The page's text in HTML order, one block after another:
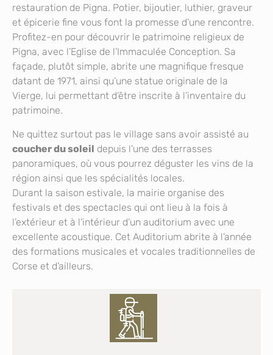
restauration de Pigna. Potier, bijoutier, luthier, graveur
et épicerie fine vous font la promesse d’une rencontre.
Profitez-en pour découvrir le patrimoine religieux de
Pigna, avec l’Eglise de l’Immaculée Conception. Sa
façade, plutôt simple, abrite une magnifique fresque
datant de 1971, ainsi qu’une statue originale de la
Vierge, lui permettant d’être inscrite à l’inventaire du
patrimoine.
Ne quittez surtout pas le village sans avoir assisté au
coucher du soleil depuis l’une des terrasses
panoramiques, où vous pourrez déguster les vins de la
région ainsi que les spécialités locales.
Durant la saison estivale, la mairie organise des
festivals et des spectacles qui ont lieu à la fois à
l’extérieur et à l’intérieur d’un auditorium avec une
excellente acoustique. Cet Auditorium abrite à l’année
des formations musicales et vocales traditionnelles de
Corse et d’ailleurs.